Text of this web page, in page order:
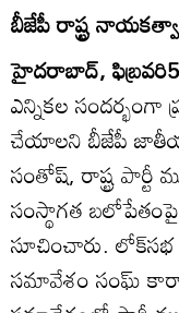
బీజేపీ రాష్ట్ర
హైదరాబాద్‌, ఫిబ్రవరి5
ఎన్నికల
చేయాలని బీజేపీ జాతీయ
సంతోష్‌, రాష్ట్ర పార్టీ
సంస్థాగత
సూచించారు.
సమావేశం సంఘ్‌